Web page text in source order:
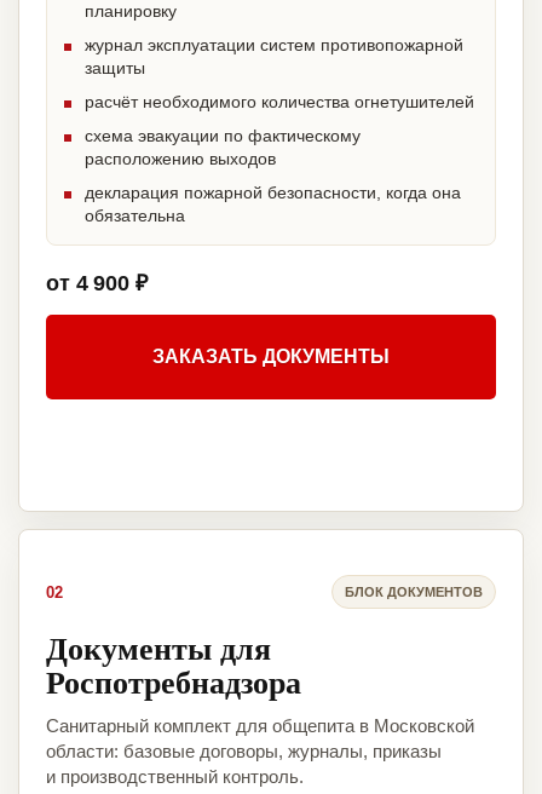
планировку
журнал эксплуатации систем противопожарной
защиты
расчёт необходимого количества огнетушителей
схема эвакуации по фактическому
расположению выходов
декларация пожарной безопасности, когда она
обязательна
от 4 900 ₽
ЗАКАЗАТЬ ДОКУМЕНТЫ
02 БЛОК ДОКУМЕНТОВ
Документы для
Роспотребнадзора
Санитарный комплект для общепита в Московской
области: базовые договоры, журналы, приказы
и производственный контроль.